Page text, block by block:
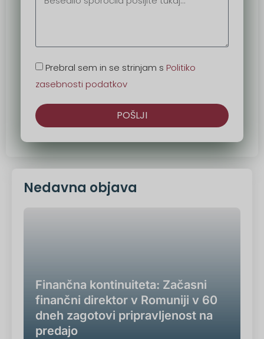
Prebral sem in se strinjam s Politiko
zasebnosti podatkov
POŠLJI
Druga
možnost:
Nedavna objava
Finančna kontinuiteta: Začasni
finančni direktor v Romuniji v 60
dneh zagotovi pripravljenost na
predajo